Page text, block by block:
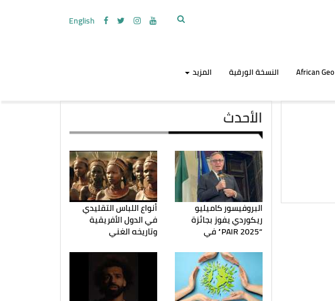
English
African Geo النسخة الورقية المزيد
الأحدث
البروفيسور كاميليو
ريكوردي يفوز بجائزة
“PAIR 2025” في
أنواع اللباس التقليدي
في الدول الأفريقية
وتاريخه الغني